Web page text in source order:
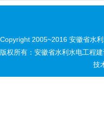
Copyright 2005~2016 安徽省水
版权所有：安徽省水利水电工程
技